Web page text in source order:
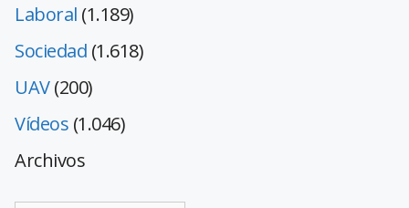
Laboral (1.189)
Sociedad (1.618)
UAV(200)
Vídeos (1.046)
Archivos